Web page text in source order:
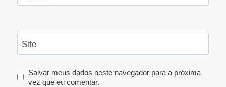
Site
Salvar meus dados neste navegador para a próxima
vez que eu comentar.